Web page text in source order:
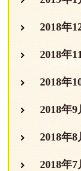
2018年
2018年
2018年
2018年9
2018年8
2018年7